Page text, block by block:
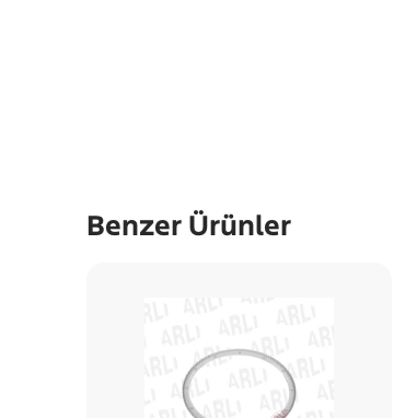
Benzer Ürünler